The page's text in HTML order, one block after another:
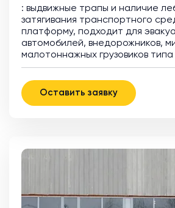
: выдвижные трапы и наличие
затягивания транспортного
платформу, подходит для
автомобилей, внедорожников,
малотоннажных грузовиков типа
Оставить заявку